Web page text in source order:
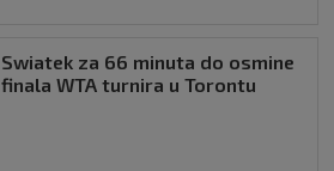
Swiatek za 66 minuta do osmine
finala WTA turnira u Torontu